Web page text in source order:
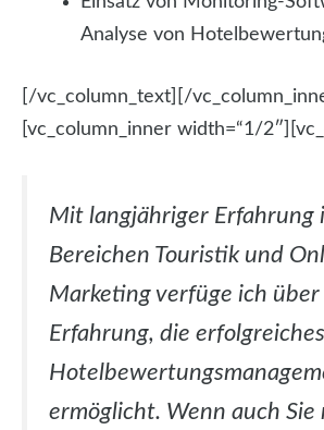
Analyse von
[/vc_column_text][/
[vc_column_inner width=“1/
Mit langjähriger Erfahrung
Bereichen Touristik und
Marketing verfüge ich
Erfahrung, die erfolgreiches
ermöglicht. Wenn auch